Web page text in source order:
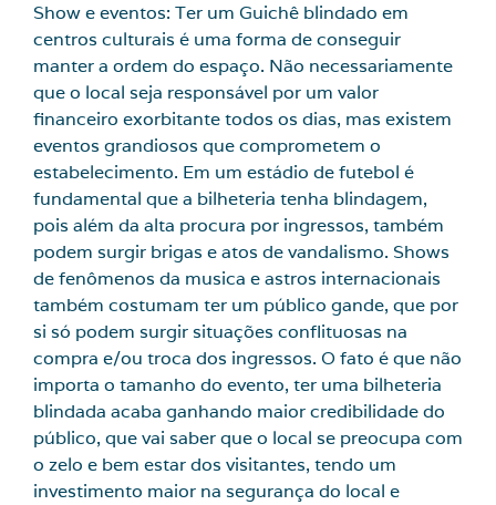
Show e eventos: Ter um Guichê blindado em
centros culturais é uma forma de conseguir
manter a ordem do espaço. Não necessariamente
que o local seja responsável por um valor
financeiro exorbitante todos os dias, mas existem
eventos grandiosos que comprometem o
estabelecimento. Em um estádio de futebol é
fundamental que a bilheteria tenha blindagem,
pois além da alta procura por ingressos, também
podem surgir brigas e atos de vandalismo. Shows
de fenômenos da musica e astros internacionais
também costumam ter um público gande, que por
si só podem surgir situações conflituosas na
compra e/ou troca dos ingressos. O fato é que não
importa o tamanho do evento, ter uma bilheteria
blindada acaba ganhando maior credibilidade do
público, que vai saber que o local se preocupa com
o zelo e bem estar dos visitantes, tendo um
investimento maior na segurança do local e